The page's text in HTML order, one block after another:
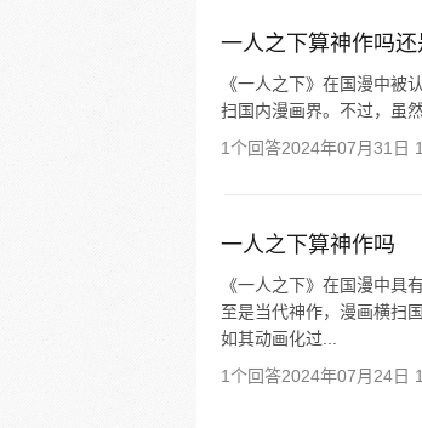
一人之下算神作吗
《一人之下》在国漫中被
扫国内漫画界。不过，虽
1个回答2024年07月31日
一人之下算神作吗
《一人之下》在国漫中具
至是当代神作，漫画横扫
如其动画化过...
1个回答2024年07月24日